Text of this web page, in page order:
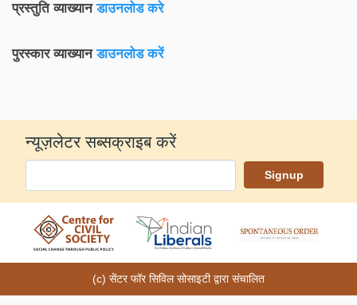
प्रस्तुति व्याख्यानडाउनलोड करे
पुरस्कार व्याख्यानडाउनलोड करें
न्यूज़लेटर सब्सक्राइब करें
(c) सेंटर फॉर सिविल सोसाइटी द्वारा संचालित